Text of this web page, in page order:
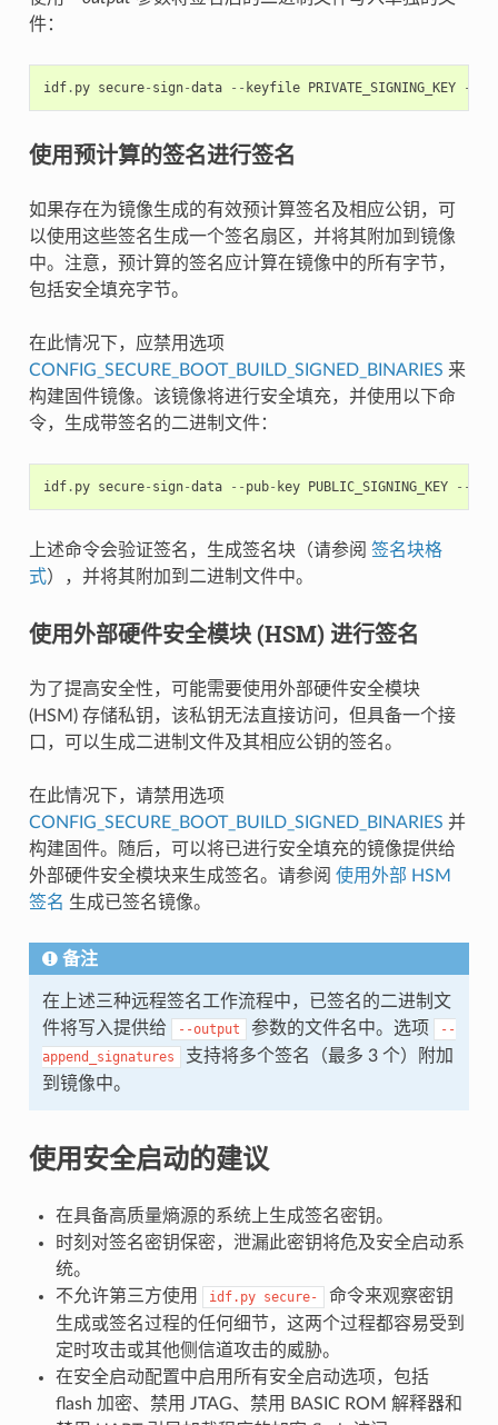
件：
idf. py secure- sign-data -- keyfile PRIVATE_SIGNING_KEY --
使用预计算的签名进行签名
如果存在为镜像生成的有效预计算签名及相应公钥，可
以使用这些签名生成一个签名扇区，并将其附加到镜像
中。注意，预计算的签名应计算在镜像中的所有字节，
包括安全填充字节。
在此情况下，应禁用选项
CONFIG_SECURE_BOOT_BUILD_SIGNED_BINARIES 来
构建固件镜像。该镜像将进行安全填充，并使用以下命
令，生成带签名的二进制文件：
idf. py secure- sign-data -- pub- key PUBLIC_SIGNING_KEY --
上述命令会验证签名，生成签名块（请参阅 签名块格
式），并将其附加到二进制文件中。
使用外部硬件安全模块 (HSM) 进行签名
为了提高安全性，可能需要使用外部硬件安全模块
(HSM) 存储私钥，该私钥无法直接访问，但具备一个接
口，可以生成二进制文件及其相应公钥的签名。
在此情况下，请禁用选项
CONFIG_SECURE_BOOT_BUILD_SIGNED_BINARIES 并
构建固件。随后，可以将已进行安全填充的镜像提供给
外部硬件安全模块来生成签名。请参阅 使用外部 HSM
签名 生成已签名镜像。
备注
在上述三种远程签名工作流程中，已签名的二进制文
件将写入提供给
--output 参数的文件名中。选项
--
append_signatures
支持将多个签名（最多 3 个）附加
到镜像中。
使用安全启动的建议
在具备高质量熵源的系统上生成签名密钥。
时刻对签名密钥保密，泄漏此密钥将危及安全启动系
统。
不允许第三方使用
idf.py secure-
命令来观察密钥
生成或签名过程的任何细节，这两个过程都容易受到
定时攻击或其他侧信道攻击的威胁。
在安全启动配置中启用所有安全启动选项，包括
flash 加密、禁用 JTAG、禁用 BASIC ROM 解释器和